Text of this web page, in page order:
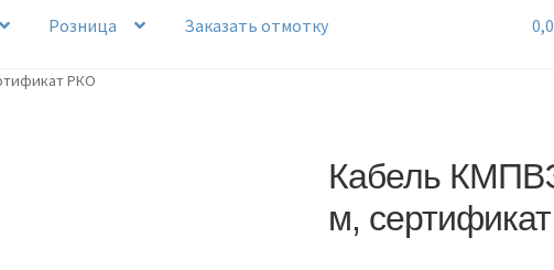
Розница Заказать отмотку
РКО
Кабель
м,